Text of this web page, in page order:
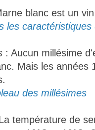
blanc est un
les caractéristiques
: Aucun millésime
Mais les années
des millésimes
température de